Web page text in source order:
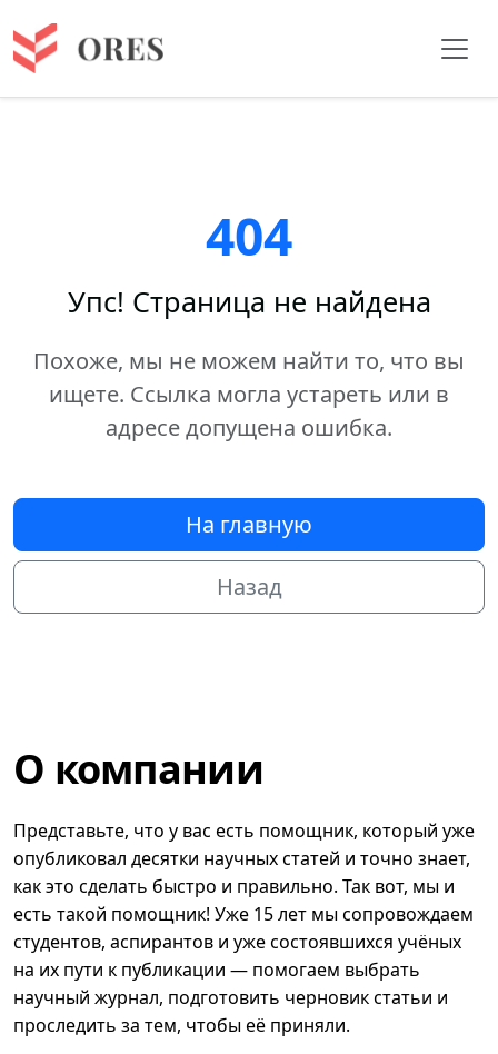
404
Упс! Страница не найдена
Похоже, мы не можем найти то, что вы
ищете. Ссылка могла устареть или в
адресе допущена ошибка.
На главную
Назад
О компании
Представьте, что у вас есть помощник, который уже
опубликовал десятки научных статей и точно знает,
как это сделать быстро и правильно. Так вот, мы и
есть такой помощник! Уже 15 лет мы сопровождаем
студентов, аспирантов и уже состоявшихся учёных
на их пути к публикации — помогаем выбрать
научный журнал, подготовить черновик статьи и
проследить за тем, чтобы её приняли.